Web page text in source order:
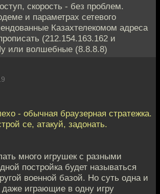
скорость - без проблем.
и параметрах сетевого
Казахтелекомом адреса
(212.154.163.162 и
или волшебные (8.8.8.8)
- обычная браузерная стратежка.
се, атакуй, задонать.
много игрушек с разными
постройка будет называться
военной базой. Но суть одна и
играющие в одну игру